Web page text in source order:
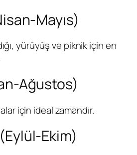
Mayıs)
yürüyüş ve piknik için en
Ağustos)
için ideal zamandır.
Ekim)